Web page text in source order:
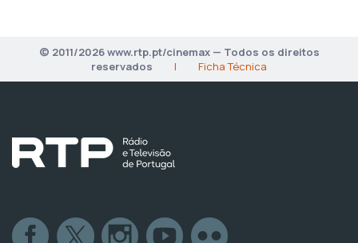
© 2011/2026 www.rtp.pt/cinemax — Todos os direitos
reservados
| Ficha Técnica